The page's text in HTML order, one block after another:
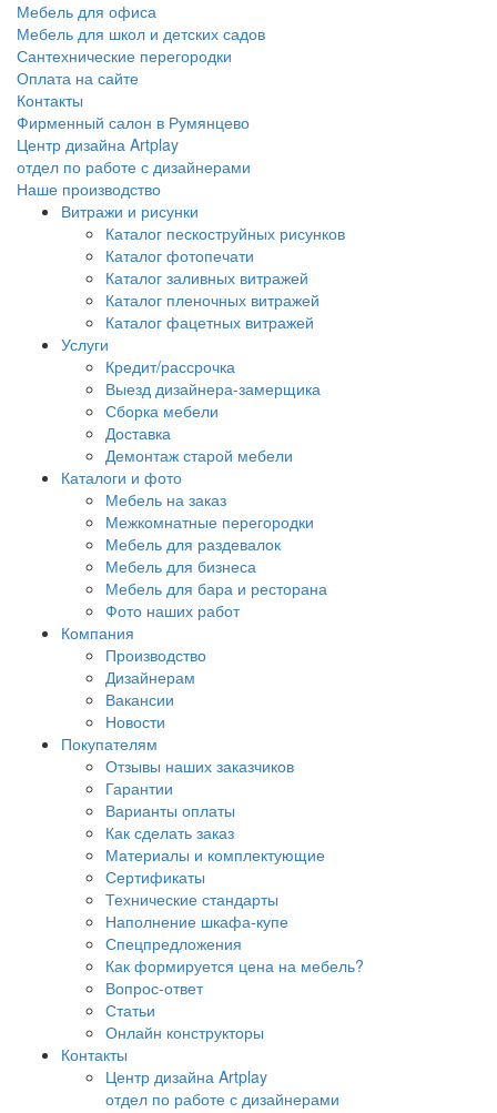
Мебель для офиса
Мебель для школ и детских садов
Сантехнические перегородки
Оплата на сайте
Контакты
Фирменный салон в Румянцево
Центр дизайна Artplay
отдел по работе с дизайнерами
Наше производство
Витражи и рисунки
Каталог пескоструйных рисунков
Каталог фотопечати
Каталог заливных витражей
Каталог пленочных витражей
Каталог фацетных витражей
Услуги
Кредит/рассрочка
Выезд дизайнера-замерщика
Сборка мебели
Доставка
Демонтаж старой мебели
Каталоги и фото
Мебель на заказ
Межкомнатные перегородки
Мебель для раздевалок
Мебель для бизнеса
Мебель для бара и ресторана
Фото наших работ
Компания
Производство
Дизайнерам
Вакансии
Новости
Покупателям
Отзывы наших заказчиков
Гарантии
Варианты оплаты
Как сделать заказ
Материалы и комплектующие
Сертификаты
Технические стандарты
Наполнение шкафа-купе
Спецпредложения
Как формируется цена на мебель?
Вопрос-ответ
Статьи
Онлайн конструкторы
Контакты
Центр дизайна Artplay
отдел по работе с дизайнерами